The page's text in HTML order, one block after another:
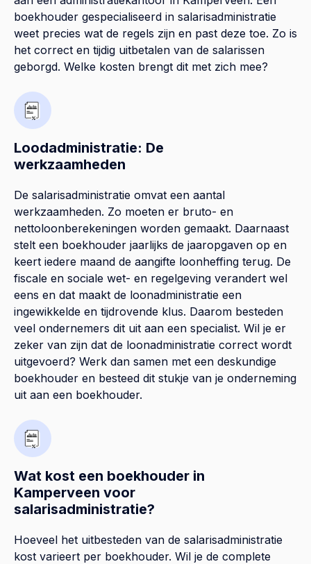
boekhouder gespecialiseerd in salarisadministratie
weet precies wat de regels zijn en past deze toe. Zo is
het correct en tijdig uitbetalen van de salarissen
geborgd. Welke kosten brengt dit met zich mee?
Loodadministratie: De
werkzaamheden
De salarisadministratie omvat een aantal
werkzaamheden. Zo moeten er bruto- en
nettoloonberekeningen worden gemaakt. Daarnaast
stelt een boekhouder jaarlijks de jaaropgaven op en
keert iedere maand de aangifte loonheffing terug. De
fiscale en sociale wet- en regelgeving verandert wel
eens en dat maakt de loonadministratie een
ingewikkelde en tijdrovende klus. Daarom besteden
veel ondernemers dit uit aan een specialist. Wil je er
zeker van zijn dat de loonadministratie correct wordt
uitgevoerd? Werk dan samen met een deskundige
boekhouder en besteed dit stukje van je onderneming
uit aan een boekhouder.
Wat kost een boekhouder in
Kamperveen voor
salarisadministratie?
Hoeveel het uitbesteden van de salarisadministratie
kost varieert per boekhouder. Wil je de complete